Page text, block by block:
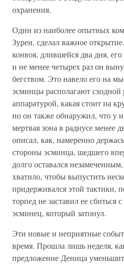
охранения.
Один из наиболее опытных
Зурен, сделал важное
конвоя, длившейся два дня,
и не менее четырех раз он
бегством. Это навело его на
эсминцы располагают
аппаратурой, какая стоит на
но он также обнаружил, что у
мертвая зона в радиусе менее
описал, как, намеренно
стороны эсминца, шедшего
долго оставался
хватило, чтобы выпустить
придерживался этой тактики,
торпед не заставил ее сбиться
эсминец, который затонул.
Эти новые и неприятные
время. Прошла лишь неделя,
предложение Деница